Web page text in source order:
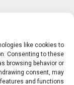
like cookies to
Consenting to these
browsing behavior or
consent, may
and functions.